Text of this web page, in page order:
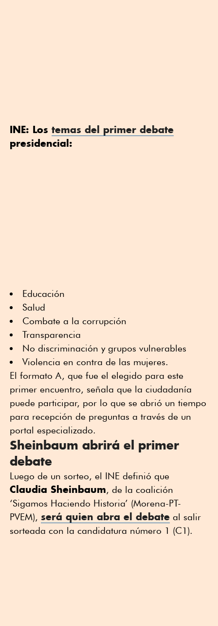
INE: Los temas del primer debate
presidencial:
Educación
Salud
Combate a la corrupción
Transparencia
No discriminación y grupos vulnerables
Violencia en contra de las mujeres.
El formato A, que fue el elegido para este
primer encuentro, señala que la ciudadanía
puede participar, por lo que se abrió un tiempo
para recepción de preguntas a través de un
portal especializado.
Sheinbaum abrirá el primer
debate
Luego de un sorteo, el INE definió que
Claudia Sheinbaum, de la coalición
‘Sigamos Haciendo Historia’ (Morena-PT-
PVEM), será quien abra el debate al salir
sorteada con la candidatura número 1 (C1).